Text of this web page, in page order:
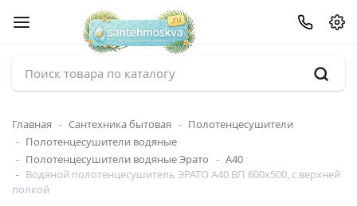
Главная Сантехника бытовая
Полотенцесушители
Полотенцесушители водяные
Полотенцесушители водяные Эрато
А40
Водяной полотенцесушитель ЭРАТО А40 ВП 600x500, с верхней
полкой